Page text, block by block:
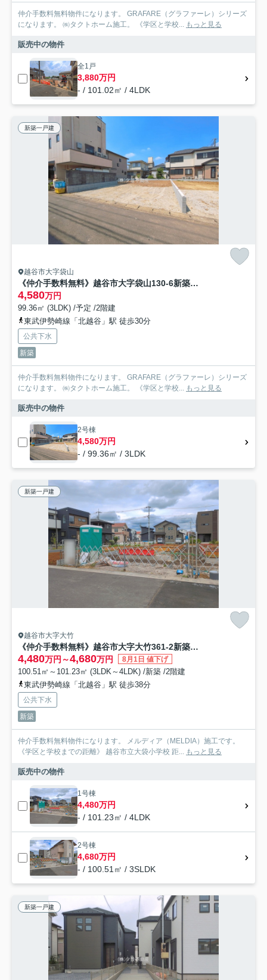
仲介手数料無料物件になります。 GRAFARE（グラファーレ）シリーズ
になります。 ㈱タクトホーム施工。 《学区と学校... もっと見る
販売中の物件
全1戸
3,880万円
- / 101.02㎡ / 4LDK
新築一戸建
越谷市大字袋山
《仲介手数料無料》越谷市大字袋山130-6新築一戸建てグラファーレ
4,580万円
99.36㎡ (3LDK) /予定 /2階建
東武伊勢崎線「北越谷」駅 徒歩30分
公共下水
新築
仲介手数料無料物件になります。 GRAFARE（グラファーレ）シリーズ
になります。 ㈱タクトホーム施工。 《学区と学校... もっと見る
販売中の物件
2号棟
4,580万円
- / 99.36㎡ / 3LDK
新築一戸建
越谷市大字大竹
《仲介手数料無料》越谷市大字大竹361-2新築一戸建てメルディア
4,480万円～4,680万円 8月1日 値下げ
100.51㎡～101.23㎡ (3LDK～4LDK) /新築 /2階建
東武伊勢崎線「北越谷」駅 徒歩38分
公共下水
新築
仲介手数料無料物件になります。 メルディア（MELDIA）施工です。
《学区と学校までの距離》 越谷市立大袋小学校 距... もっと見る
販売中の物件
1号棟
4,480万円
- / 101.23㎡ / 4LDK
2号棟
4,680万円
- / 100.51㎡ / 3SLDK
新築一戸建